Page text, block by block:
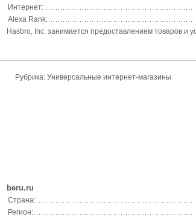
Интернет:
Alexa Rank:
Hasbro, Inc. занимается предоставлением товаров и
Рубрика: Универсальные интернет-магазины
beru.ru
Страна:
Регион: